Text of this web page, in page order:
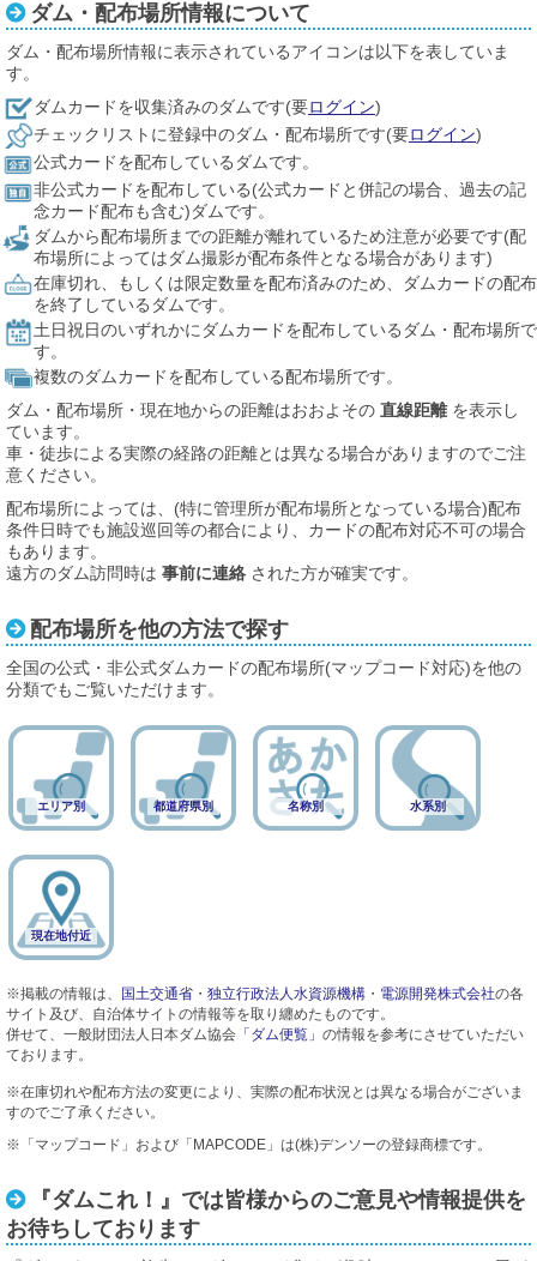
ダム・配布場所情報について
ダム・配布場所情報に表示されているアイコンは以下を表していま
す。
ダムカードを収集済みのダムです(要ログイン)
チェックリストに登録中のダム・配布場所です(要ログイン)
公式カードを配布しているダムです。
非公式カードを配布している(公式カードと併記の場合、過去の記
念カード配布も含む)ダムです。
ダムから配布場所までの距離が離れているため注意が必要です(配
布場所によってはダム撮影が配布条件となる場合があります)
在庫切れ、もしくは限定数量を配布済みのため、ダムカードの配布
を終了しているダムです。
土日祝日のいずれかにダムカードを配布しているダム・配布場所で
す。
複数のダムカードを配布している配布場所です。
ダム・配布場所・現在地からの距離はおおよその 直線距離を表示し
ています。
車・徒歩による実際の経路の距離とは異なる場合がありますのでご注
意ください。
配布場所によっては、(特に管理所が配布場所となっている場合)配布
条件日時でも施設巡回等の都合により、カードの配布対応不可の場合
もあります。
遠方のダム訪問時は 事前に連絡 された方が確実です。
配布場所を他の方法で探す
全国の公式・非公式ダムカードの配布場所(マップコード対応)を他の
分類でもご覧いただけます。
エリア別 都道府県別 名称別 水系別
現在地付近
※掲載の情報は、 国土交通省 ・ 独立行政法人水資源機構 ・ 電源開発株式会社の各
サイト及び、自治体サイトの情報等を取り纏めたものです。
併せて、一般財団法人日本ダム協会 「ダム便覧」 の情報を参考にさせていただい
ております。
※在庫切れや配布方法の変更により、実際の配布状況とは異なる場合がございま
すのでご了承ください。
※「マップコード」および「MAPCODE」は(株)デンソーの登録商標です。
『ダムこれ！』では皆様からのご意見や情報提供を
お待ちしております